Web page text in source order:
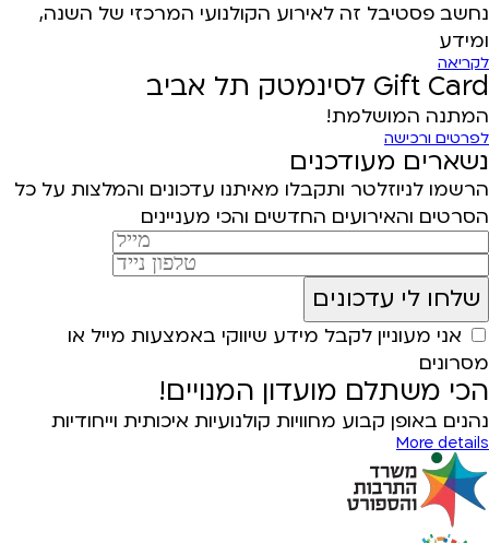
נחשב פסטיבל זה לאירוע הקולנועי המרכזי של השנה,
ומידע
לקריאה
Gift Card לסינמטק תל אביב
המתנה המושלמת!
לפרטים ורכישה
נשארים מעודכנים
הרשמו לניוזלטר ותקבלו מאיתנו עדכונים והמלצות על כל
הסרטים והאירועים החדשים והכי מעניינים
אני מעוניין לקבל מידע שיווקי באמצעות מייל או
מסרונים
הכי משתלם מועדון המנויים!
נהנים באופן קבוע מחוויות קולנועיות איכותית וייחודיות
More details